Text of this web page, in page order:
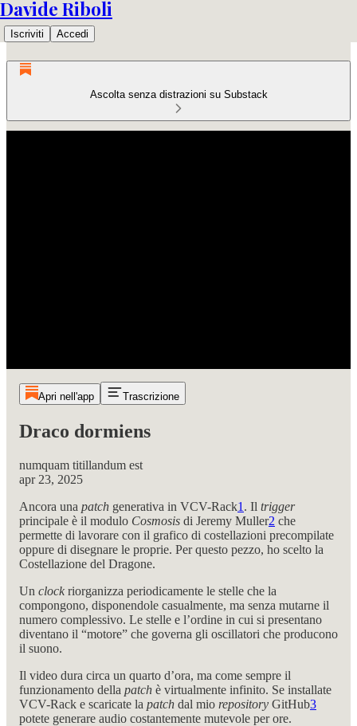
Davide Riboli
Iscriviti Accedi
Ascolta senza distrazioni su Substack
Apri nell'app Trascrizione
Draco dormiens
numquam titillandum est
apr 23, 2025
Ancora una patch generativa in VCV-Rack1 . Il trigger
principale è il modulo Cosmosis di Jeremy Muller2 che
permette di lavorare con il grafico di costellazioni precompilate
oppure di disegnare le proprie. Per questo pezzo, ho scelto la
Costellazione del Dragone.
Un clock riorganizza periodicamente le stelle che la
compongono, disponendole casualmente, ma senza mutarne il
numero complessivo. Le stelle e l’ordine in cui si presentano
diventano il “motore” che governa gli oscillatori che producono
il suono.
Il video dura circa un quarto d’ora, ma come sempre il
funzionamento della patch è virtualmente infinito. Se installate
VCV-Rack e scaricate la patch dal mio repository GitHub3
potete generare audio costantemente mutevole per ore.